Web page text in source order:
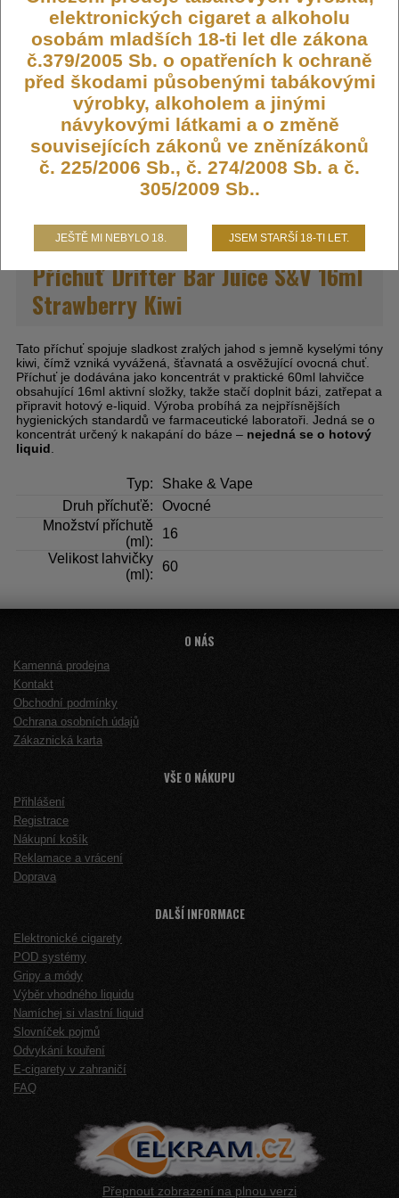
FLAVOR-DRIFTER-STRWKI
Dostupnost: Skladem
Počet ks:
335
355,- KČ
DO KOŠÍKU
Příchuť Drifter Bar Juice S&V 16ml
Strawberry Kiwi
Tato příchuť spojuje sladkost zralých jahod s jemně kyselými tóny
kiwi, čímž vzniká vyvážená, šťavnatá a osvěžující ovocná chuť.
Příchuť je dodávána jako koncentrát v praktické 60ml lahvičce
obsahující 16ml aktivní složky, takže stačí doplnit bázi, zatřepat a
připravit hotový e-liquid. Výroba probíhá za nejpřísnějších
hygienických standardů ve farmaceutické laboratoři. Jedná se o
koncentrát určený k nakapání do báze – nejedná se o hotový
liquid.
Typ:
Shake & Vape
Druh příchuťě:
Ovocné
Množství příchutě
(ml):
16
Velikost lahvičky
(ml):
60
O NÁS
Kamenná prodejna
Kontakt
Obchodní podmínky
Ochrana osobních údajů
Zákaznická karta
VŠE O NÁKUPU
Přihlášení
Registrace
Nákupní košík
Reklamace a vrácení
Doprava
DALŠÍ INFORMACE
Elektronické cigarety
POD systémy
Gripy a módy
Výběr vhodného liquidu
Namíchej si vlastní liquid
Slovníček pojmů
Odvykání kouření
E-cigarety v zahraničí
FAQ
Přepnout zobrazení na plnou verzi
elektronických cigaret a alkoholu
osobám mladších 18-ti let dle zákona
č.379/2005 Sb. o opatřeních k ochraně
před škodami působenými tabákovými
výrobky, alkoholem a jinými
návykovými látkami a o změně
souvisejících zákonů ve zněnízákonů
č. 225/2006 Sb., č. 274/2008 Sb. a č.
305/2009 Sb..
JEŠTĚ MI NEBYLO 18. JSEM STARŠÍ 18-TI LET.